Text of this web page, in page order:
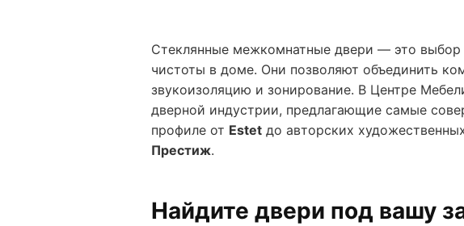
Стеклянные межкомнатные двери — это выбор
чистоты в доме. Они позволяют объединить
звукоизоляцию и зонирование. В Центре
дверной индустрии, предлагающие самые
профиле от Estet до авторских
Престиж.
Найдите двери под вашу